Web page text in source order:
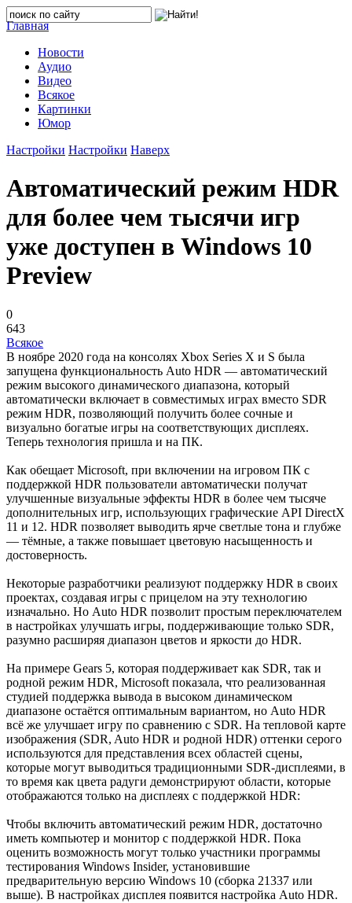
Главная
Новости
Аудио
Видео
Всякое
Картинки
Юмор
Настройки Настройки Наверх
Автоматический режим HDR
для более чем тысячи игр
уже доступен в Windows 10
Preview
0
643
Всякое
В ноябре 2020 года на консолях Xbox Series X и S была
запущена функциональность Auto HDR — автоматический
режим высокого динамического диапазона, который
автоматически включает в совместимых играх вместо SDR
режим HDR, позволяющий получить более сочные и
визуально богатые игры на соответствующих дисплеях.
Теперь технология пришла и на ПК.
Как обещает Microsoft, при включении на игровом ПК с
поддержкой HDR пользователи автоматически получат
улучшенные визуальные эффекты HDR в более чем тысяче
дополнительных игр, использующих графические API DirectX
11 и 12. HDR позволяет выводить ярче светлые тона и глубже
— тёмные, а также повышает цветовую насыщенность и
достоверность.
Некоторые разработчики реализуют поддержку HDR в своих
проектах, создавая игры с прицелом на эту технологию
изначально. Но Auto HDR позволит простым переключателем
в настройках улучшать игры, поддерживающие только SDR,
разумно расширяя диапазон цветов и яркости до HDR.
На примере Gears 5, которая поддерживает как SDR, так и
родной режим HDR, Microsoft показала, что реализованная
студией поддержка вывода в высоком динамическом
диапазоне остаётся оптимальным вариантом, но Auto HDR
всё же улучшает игру по сравнению с SDR. На тепловой карте
изображения (SDR, Auto HDR и родной HDR) оттенки серого
используются для представления всех областей сцены,
которые могут выводиться традиционными SDR-дисплеями, в
то время как цвета радуги демонстрируют области, которые
отображаются только на дисплеях с поддержкой HDR:
Чтобы включить автоматический режим HDR, достаточно
иметь компьютер и монитор с поддержкой HDR. Пока
оценить возможность могут только участники программы
тестирования Windows Insider, установившие
предварительную версию Windows 10 (сборка 21337 или
выше). В настройках дисплея появится настройка Auto HDR.